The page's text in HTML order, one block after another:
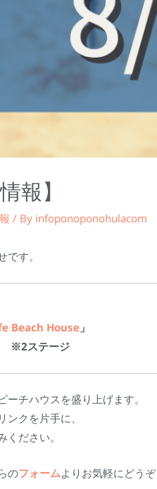
報】
/ By infoponoponohulacom
す。
Beach House 」
ステージ
チハウスを盛り上げます。
クを片手に、
ださい。
のフォームよりお気軽にどうぞ